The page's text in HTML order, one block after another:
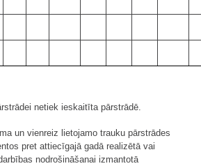
netiek ieskaitīta pārstrādē.
un vienreiz lietojamo trauku pārstrādes
pret attiecīgajā gadā realizētā vai
nodrošināšanai izmantotā